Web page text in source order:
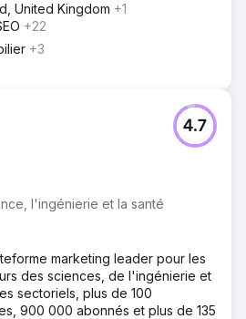
United Kingdom +1
+22
+3
l'ingénierie et la santé
4.7
marketing leader pour les
des sciences, de l'ingénierie et
sectoriels, plus de 100
900 000 abonnés et plus de 135